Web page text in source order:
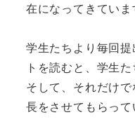
在になってきていま
学生たちより毎回
トを読むと、学生
そして、それだけ
長をさせてもらって